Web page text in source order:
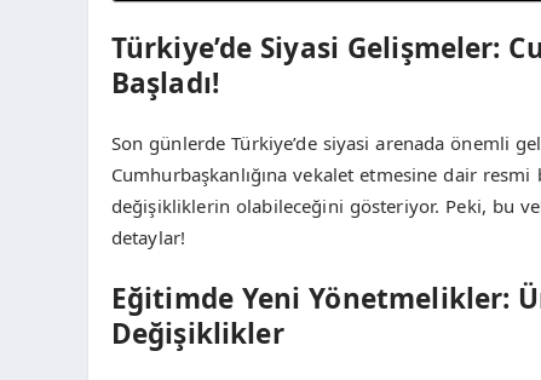
Türkiye’de Siyasi Gelişmeler:
Başladı!
Son günlerde Türkiye’de siyasi arenada önemli
Cumhurbaşkanlığına vekalet etmesine dair
değişikliklerin olabileceğini gösteriyor. Peki, bu
detaylar!
Eğitimde Yeni Yönetmelikler:
Değişiklikler